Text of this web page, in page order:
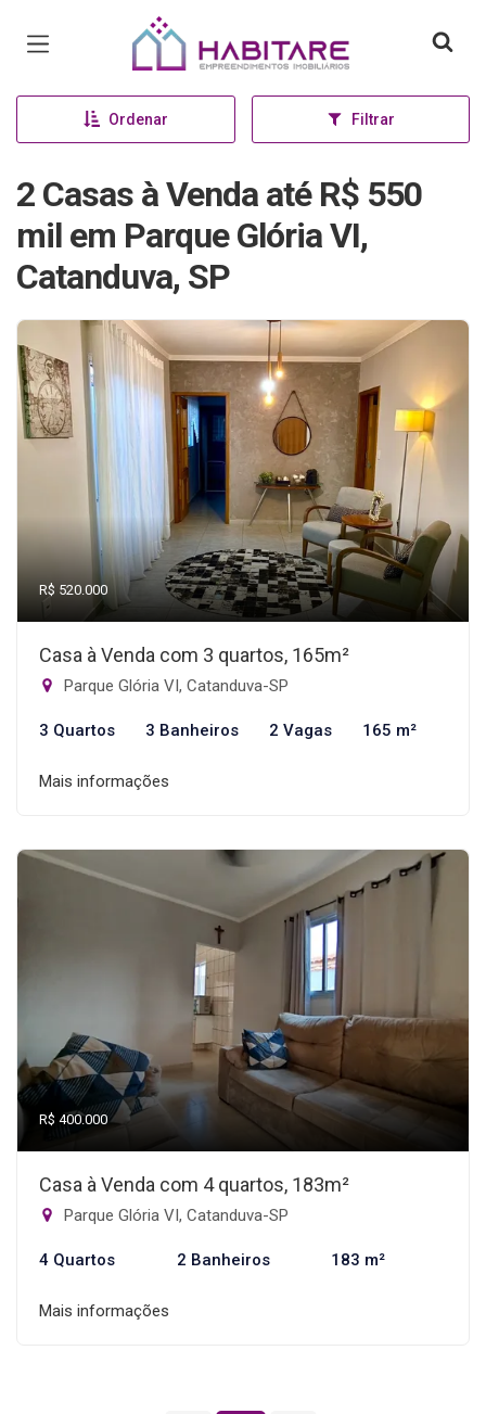
Página inicial
Ordenar Filtrar
2 Casas à Venda até R$ 550
mil em Parque Glória VI,
Catanduva, SP
R$ 520.000
Casa à Venda com 3 quartos, 165m²
Parque Glória VI, Catanduva-SP
3 Quartos 3 Banheiros 2 Vagas 165 m²
Mais informações
R$ 400.000
Casa à Venda com 4 quartos, 183m²
Parque Glória VI, Catanduva-SP
4 Quartos 2 Banheiros 183 m²
Mais informações